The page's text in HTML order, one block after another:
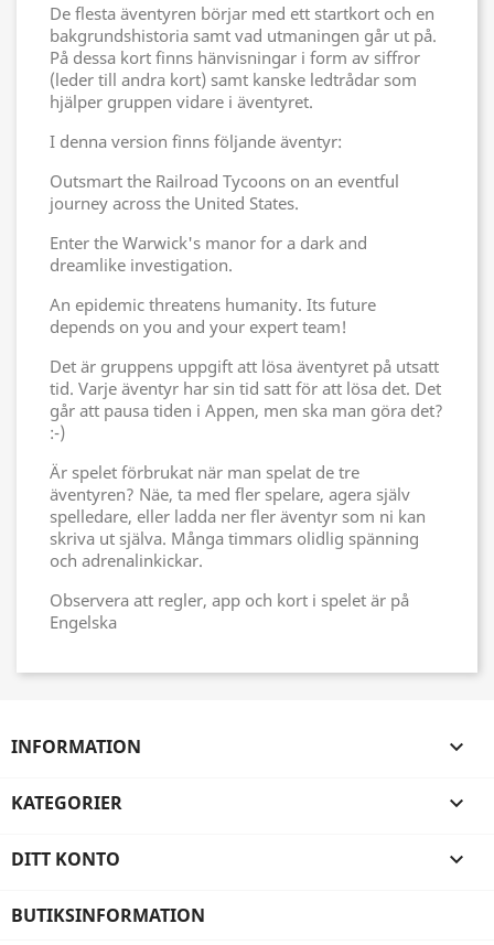
De flesta äventyren börjar med ett startkort och en
bakgrundshistoria samt vad utmaningen går ut på.
På dessa kort finns hänvisningar i form av siffror
(leder till andra kort) samt kanske ledtrådar som
hjälper gruppen vidare i äventyret.
I denna version finns följande äventyr:
Outsmart the Railroad Tycoons on an eventful
journey across the United States.
Enter the Warwick's manor for a dark and
dreamlike investigation.
An epidemic threatens humanity. Its future
depends on you and your expert team!
Det är gruppens uppgift att lösa äventyret på utsatt
tid. Varje äventyr har sin tid satt för att lösa det. Det
går att pausa tiden i Appen, men ska man göra det?
:-)
Är spelet förbrukat när man spelat de tre
äventyren? Näe, ta med fler spelare, agera själv
spelledare, eller ladda ner fler äventyr som ni kan
skriva ut själva. Många timmars olidlig spänning
och adrenalinkickar.
Observera att regler, app och kort i spelet är på
Engelska
INFORMATION 
KATEGORIER 
DITT KONTO 
BUTIKSINFORMATION